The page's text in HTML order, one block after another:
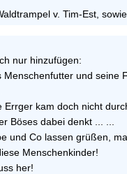
v. Tim-Est,
nur hinzufügen:
Menschenfutter und seine
Errger kam doch nicht
Böses dabei denkt ... ...
und Co lassen grüßen,
Menschenkinder!
her!